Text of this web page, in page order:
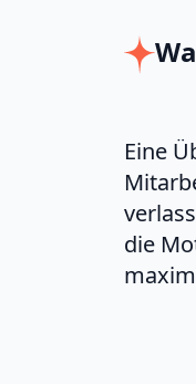
Eine
die